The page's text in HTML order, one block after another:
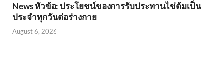
News หัวข้อ: ประโยชน์ของการรับประทานไข่ต้มเป็น
ประจำทุกวันต่อร่างกาย
August 6, 2026